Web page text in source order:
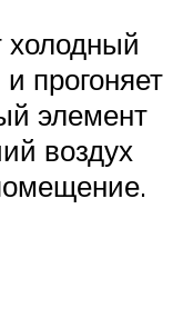
холодный
прогоняет
элемент
воздух